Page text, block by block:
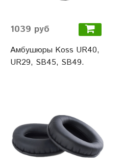
1039 руб
Амбушюры Koss UR40,
UR29, SB45, SB49.